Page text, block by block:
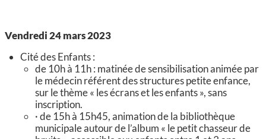
Vendredi 24 mars 2023
Cité des Enfants :
de 10h à 11h : matinée de sensibilisation animée par
le médecin référent des structures petite enfance,
sur le thème « les écrans et les enfants », sans
inscription.
· de 15h à 15h45, animation de la bibliothèque
municipale autour de l’album « le petit chasseur de